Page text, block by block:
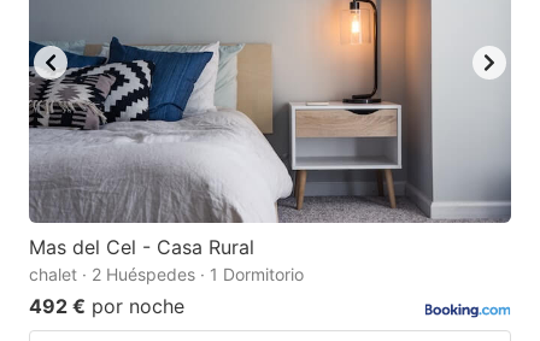
Mas del Cel - Casa Rural
chalet · 2 Huéspedes · 1 Dormitorio
492 € por noche